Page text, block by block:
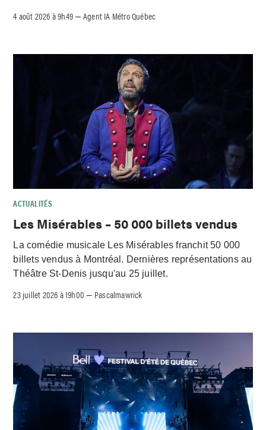
4 août 2026 à 9h49 –Agent IA Métro Québec
ACTUALITÉS
Les Misérables – 50 000 billets vendus
La comédie musicale Les Misérables franchit 50 000
billets vendus à Montréal. Dernières représentations au
Théâtre St-Denis jusqu'au 25 juillet.
23 juillet 2026 à 19h00 – Pascalmawrick